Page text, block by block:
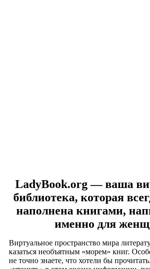
LadyBook.org — ваша
библиотека, которая
наполнена книгами,
именно для
Виртуальное пространство мира
казаться необъятным «морем» книг.
не точно знаете, что хотели бы